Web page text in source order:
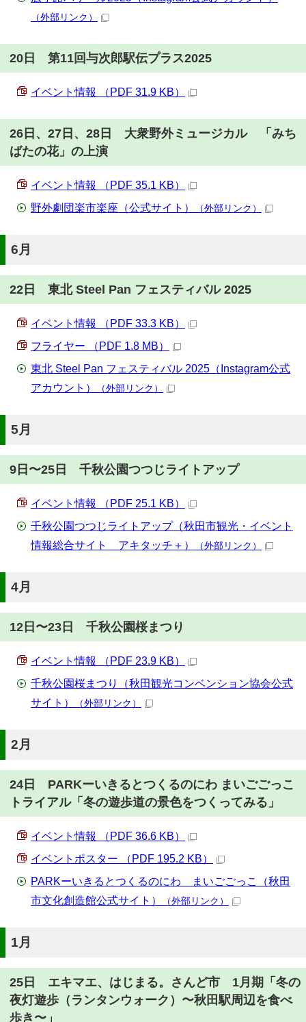
（外部リンク）
20日 第11回与次郎駅伝プラス2025
イベント情報 （PDF 31.9 KB）
26日、27日、28日 大衆野外ミュージカル 「みち
ばたの花」の上演
イベント情報 （PDF 35.1 KB）
野外劇団楽市楽座（公式サイト）
（外部リンク）
6月
22日 東北 Steel Pan フェスティバル 2025
イベント情報 （PDF 33.3 KB）
フライヤー （PDF 1.8 MB）
東北 Steel Pan フェスティバル 2025（Instagram公式
アカウント）
（外部リンク）
5月
9日〜25日 千秋公園つつじライトアップ
イベント情報 （PDF 25.1 KB）
千秋公園つつじライトアップ（秋田市観光・イベント
情報総合サイト アキタッチ＋）
（外部リンク）
4月
12日〜23日 千秋公園桜まつり
イベント情報 （PDF 23.9 KB）
千秋公園桜まつり（秋田観光コンベンション協会公式
サイト）
（外部リンク）
2月
24日 PARKーいきるとつくるのにわ まいごごっこ
トライアル「冬の遊歩道の景色をつくってみる」
イベント情報 （PDF 36.6 KB）
イベントポスター （PDF 195.2 KB）
PARKーいきるとつくるのにわ まいごごっこ（秋田
市文化創造館公式サイト）
（外部リンク）
1月
25日 エキマエ、はじまる。さんど市 1月期「冬の
夜灯遊歩（ランタンウォーク）〜秋田駅周辺を食べ
歩き〜」